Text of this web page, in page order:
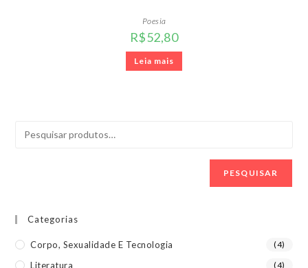
Poesia
R$52,80
Leia mais
PESQUISAR
Categorias
Corpo, Sexualidade E Tecnologia (4)
Literatura (4)